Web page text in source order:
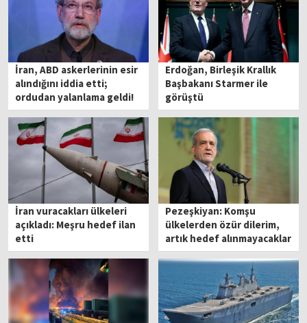
İran, ABD askerlerinin esir
alındığını iddia etti;
ordudan yalanlama geldi!
Erdoğan, Birleşik Krallık
Başbakanı Starmer ile
görüştü
İran vuracakları ülkeleri
açıkladı: Meşru hedef ilan
etti
Pezeşkiyan: Komşu
ülkelerden özür dilerim,
artık hedef alınmayacaklar